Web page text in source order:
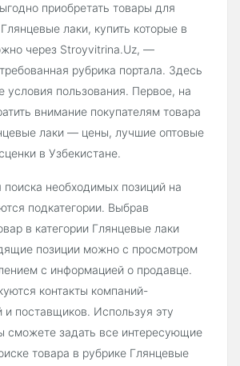
приобретать товары для
лаки, купить которые в
через Stroyvitrina.Uz, —
рубрика портала. Здесь
условия пользования. Первое, на
внимание покупателям товара
лаки — цены, лучшие оптовые
в Узбекистане.
поиска необходимых позиций на
подкатегории. Выбрав
в категории Глянцевые лаки
позиции можно с просмотром
с информацией о продавце.
контакты компаний-
и поставщиков. Используя эту
сможете задать все интересующие
товара в рубрике Глянцевые